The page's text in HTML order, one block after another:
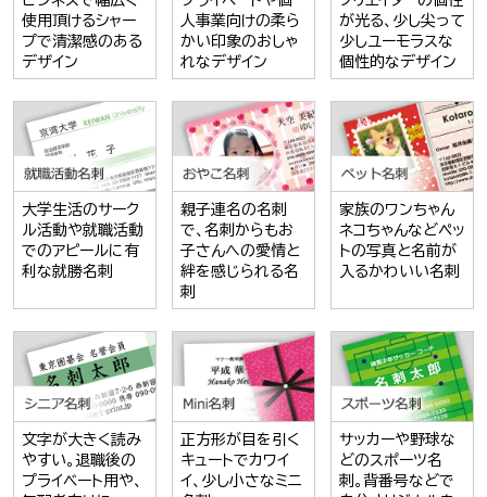
使用頂けるシャー
プで清潔感のある
デザイン
人事業向けの柔ら
かい印象のおしゃ
れなデザイン
が光る、少し尖って
少しユーモラスな
個性的なデザイン
大学生活のサーク
ル活動や就職活動
でのアピールに有
利な就勝名刺
親子連名の名刺
で、名刺からもお
子さんへの愛情と
絆を感じられる名
刺
家族のワンちゃん
ネコちゃんなどペッ
トの写真と名前が
入るかわいい名刺
文字が大きく読み
やすい。退職後の
プライベート用や、
正方形が目を引く
キュートでカワイ
イ、少し小さなミニ
サッカーや野球な
どのスポーツ名
刺。背番号などで